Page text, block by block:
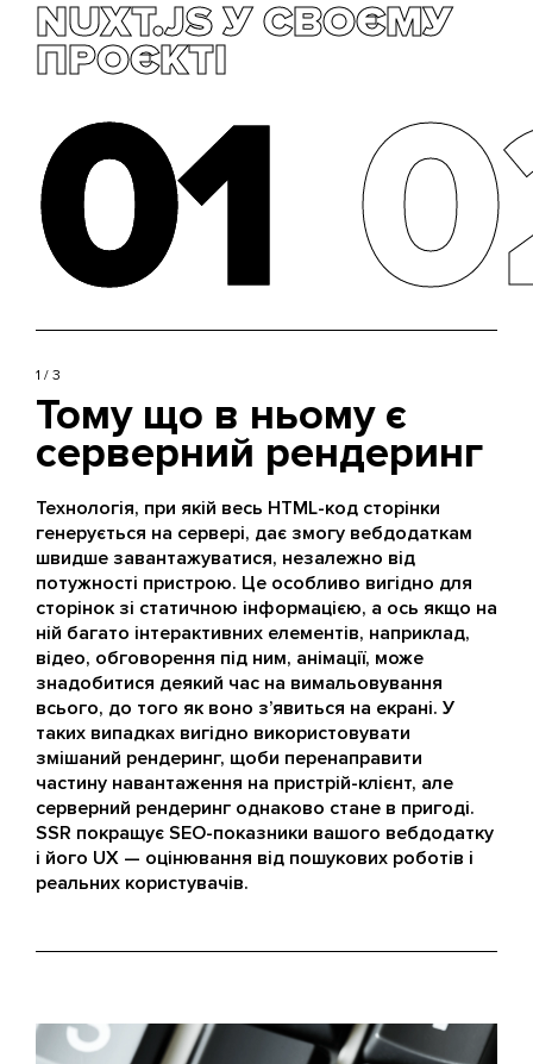
NUXT.JS У СВОЄМУ
ПРОЄКТІ
01
01
Тому що в ньому є
серверний рендеринг
1 / 3
Технологія, при якій весь HTML-код сторінки
генерується на сервері, дає змогу вебдодаткам
швидше завантажуватися, незалежно від
потужності пристрою. Це особливо вигідно для
сторінок зі статичною інформацією, а ось якщо на
ній багато інтерактивних елементів, наприклад,
відео, обговорення під ним, анімації, може
знадобитися деякий час на вимальовування
всього, до того як воно з’явиться на екрані. У
таких випадках вигідно використовувати
змішаний рендеринг, щоби перенаправити
частину навантаження на пристрій-клієнт, але
серверний рендеринг однаково стане в пригоді.
SSR покращує SEO-показники вашого вебдодатку
і його UX — оцінювання від пошукових роботів і
реальних користувачів.